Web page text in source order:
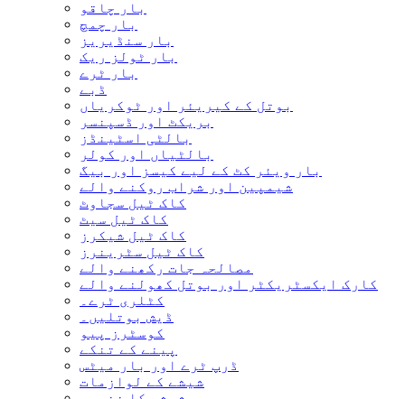
بار چاقو
بار چمچ
بار سنڈیریز
بار ٹولز ریک
بار ٹرے
ڈبے
بوتل کے کیریئر اور ٹوکریاں
بریکٹ اور ڈسپنسر
بالٹی اسٹینڈز
بالٹیاں اور کولر
بار ویئر کٹ کے لیے کیسز اور بیگ
شیمپین اور شراب روکنے والے
کاک ٹیل سجاوٹ
کاک ٹیل سیٹ
کاک ٹیل شیکرز
کاک ٹیل سٹرینرز
مصالحہ جات رکھنے والے
کارک ایکسٹریکٹر اور بوتل کھولنے والے
کٹلری ٹرے۔
ڈیش بوتلیں۔
کوسٹرز پیو
پینے کے تنکے
ڈرپ ٹرے اور بار میٹس
شیشے کے لوازمات